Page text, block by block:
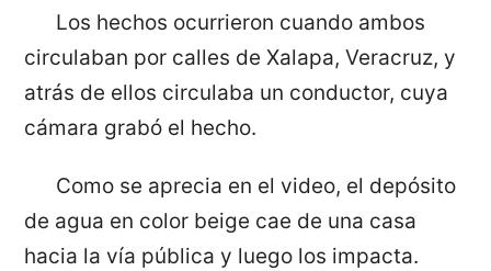
Los hechos ocurrieron cuando ambos
circulaban por calles de Xalapa, Veracruz, y
atrás de ellos circulaba un conductor, cuya
cámara grabó el hecho.
Como se aprecia en el video, el depósito
de agua en color beige cae de una casa
hacia la vía pública y luego los impacta.